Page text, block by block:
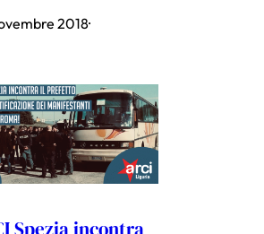
2018·